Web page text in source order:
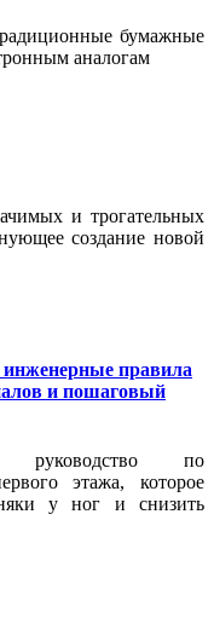
бумажные
аналогам
и трогательных
создание новой
инженерные правила
и пошаговый
руководство по
этажа, которое
у ног и снизить